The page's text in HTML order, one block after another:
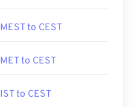
MEST to CEST
MET to CEST
IST to CEST